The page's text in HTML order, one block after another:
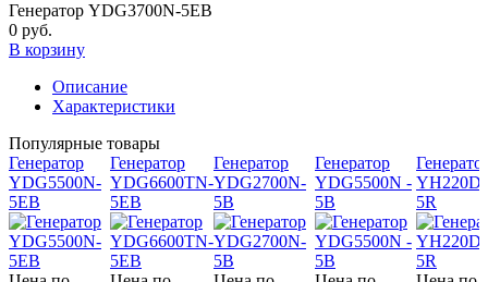
Генератор YDG3700N-5EB
0 руб.
В корзину
Описание
Характеристики
Популярные товары
Генератор
YDG5500N-
5EB
Генератор
YDG6600TN-
5EB
Генератор
YDG2700N-
5B
Генератор
YDG5500N -
5B
5R